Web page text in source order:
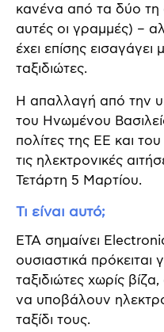
κανένα από τα δύο τη
αυτές οι γραμμές) –
έχει επίσης
ταξιδιώτες.
Η απαλλαγή από την
του Ηνωμένου
πολίτες της ΕΕ και
τις ηλεκτρονικές
Τετάρτη 5 Μαρτίου.
Τι είναι αυτό;
ETA σημαίνει
ουσιαστικά πρόκειται
ταξιδιώτες χωρίς
να υποβάλουν
ταξίδι τους.